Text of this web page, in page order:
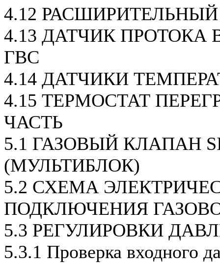
4.12
4.13 ДАТЧИК
ГВС
4.14 ДАТЧИКИ
4.15 ТЕРМОСТАТ
ЧАСТЬ
5.1 ГАЗОВЫЙ КЛАПАН
(МУЛЬТИБЛОК)
5.2 СХЕМА
ПОДКЛЮЧЕНИЯ
5.3 РЕГУЛИРОВКИ
5.3.1 Проверка входного